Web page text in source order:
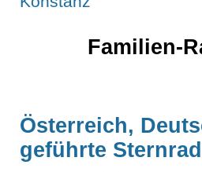
Familien-
Österreich,
geführte